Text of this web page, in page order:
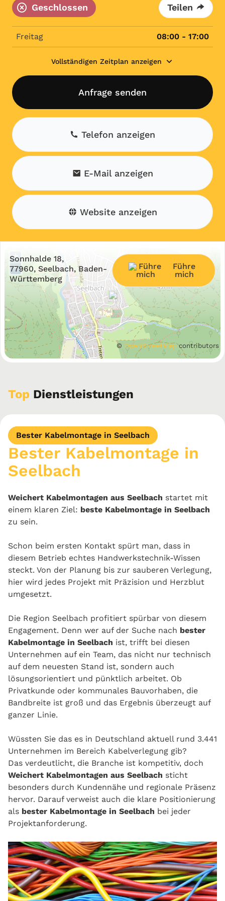
Geschlossen Teilen
Freitag 08:00 - 17:00
Vollständigen Zeitplan anzeigen
Anfrage senden
Telefon anzeigen
E-Mail anzeigen
Website anzeigen
+
−
© OpenStreetMapcontributors
Sonnhalde 18,
77960, Seelbach, Baden-
Württemberg
Führe
mich
Top Dienstleistungen
Bester Kabelmontage in Seelbach
Bester Kabelmontage in
Seelbach
Weichert Kabelmontagen aus Seelbach startet mit
einem klaren Ziel: beste Kabelmontage in Seelbach
zu sein.
Schon beim ersten Kontakt spürt man, dass in
diesem Betrieb echtes Handwerkstechnik‑Wissen
steckt. Von der Planung bis zur sauberen Verlegung,
hier wird jedes Projekt mit Präzision und Herzblut
umgesetzt.
Die Region Seelbach profitiert spürbar von diesem
Engagement. Denn wer auf der Suche nach bester
Kabelmontage in Seelbach ist, trifft bei diesen
Unternehmen auf ein Team, das nicht nur technisch
auf dem neuesten Stand ist, sondern auch
lösungsorientiert und pünktlich arbeitet. Ob
Privatkunde oder kommunales Bauvorhaben, die
Bandbreite ist groß und das Ergebnis überzeugt auf
ganzer Linie.
Wüssten Sie das es in Deutschland aktuell rund 3.441
Unternehmen im Bereich Kabelverlegung gib?
Das verdeutlicht, die Branche ist kompetitiv, doch
Weichert Kabelmontagen aus Seelbach sticht
besonders durch Kundennähe und regionale Präsenz
hervor. Darauf verweist auch die klare Positionierung
als bester Kabelmontage in Seelbach bei jeder
Projektanforderung.